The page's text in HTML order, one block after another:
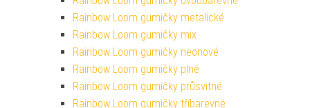
Rainbow Loom gumičky metalické
Rainbow Loom gumičky mix
Rainbow Loom gumičky neonové
Rainbow Loom gumičky plné
Rainbow Loom gumičky průsvitné
Rainbow Loom gumičky tříbarevné